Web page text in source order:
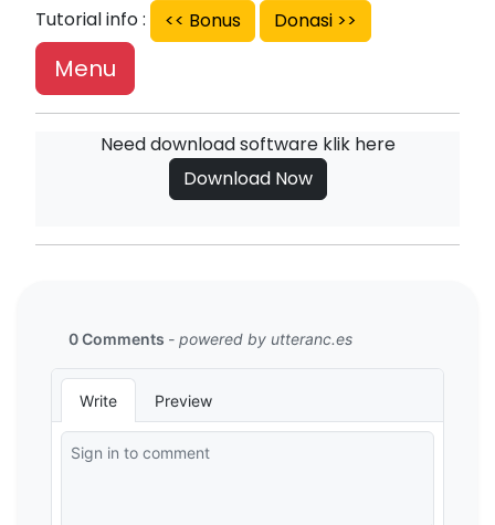
Tutorial info :
<< Bonus Donasi >>
Menu
Need download software klik here
Download Now